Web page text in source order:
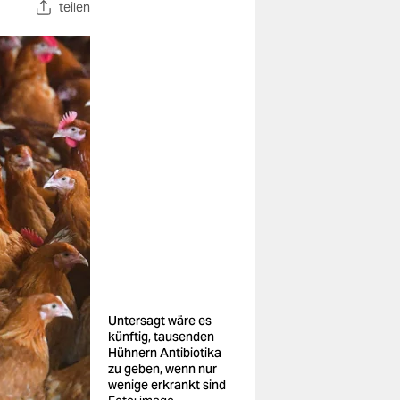
teilen
Untersagt wäre es
künftig, tausenden
Hühnern Antibiotika
zu geben, wenn nur
wenige erkrankt sind